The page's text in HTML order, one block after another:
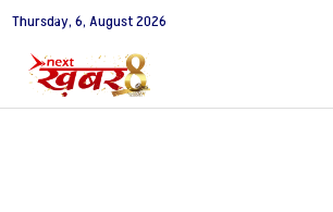
Thursday, 6, August 2026